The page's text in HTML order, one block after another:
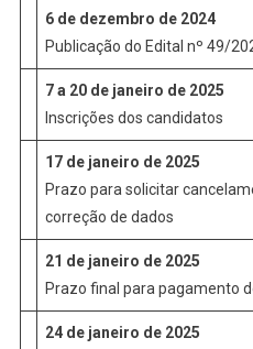
6 de dezembro de 2024
Publicação do Edital nº 49/
7 a 20 de janeiro de 2025
Inscrições dos candidatos
17 de janeiro de 2025
Prazo para solicitar
correção de dados
21 de janeiro de 2025
Prazo final para pagamento
24 de janeiro de 2025